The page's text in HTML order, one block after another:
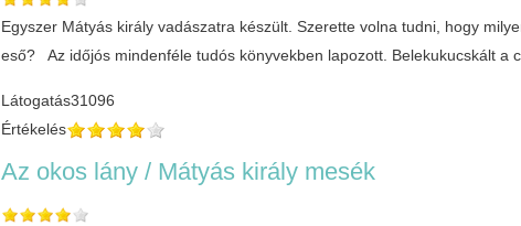
Egyszer Mátyás király vadászatra készült. Szerette volna tudni, hogy
eső? Az időjós mindenféle tudós könyvekben lapozott. Belekukucskált a
Látogatás31096
Értékelés
Az okos lány / Mátyás király mesék